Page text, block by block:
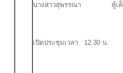
นางสาวสุพรรณา
เปิดประชุมเวลา 12.30 น.